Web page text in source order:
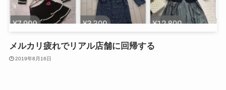
メルカリ疲れでリアル店舗に回帰する
2019年8月16日